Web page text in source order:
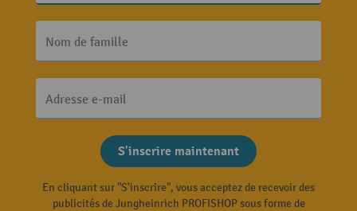
Nom de famille
Adresse e-mail
S'inscrire maintenant
En cliquant sur "S'inscrire", vous acceptez de recevoir des
publicités de Jungheinrich PROFISHOP sous forme de